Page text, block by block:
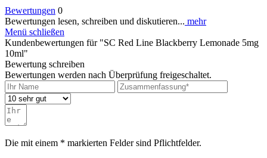
Bewertungen 0
Bewertungen lesen, schreiben und diskutieren... mehr
Menü schließen
Kundenbewertungen für "SC Red Line Blackberry Lemonade 5mg
10ml"
Bewertung schreiben
Bewertungen werden nach Überprüfung freigeschaltet.
Die mit einem * markierten Felder sind Pflichtfelder.